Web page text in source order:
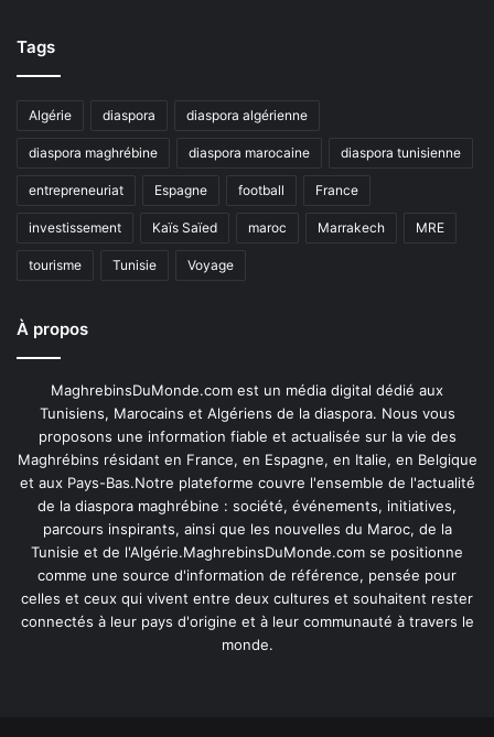
Tags
Algérie diaspora diaspora algérienne
diaspora maghrébine diaspora marocaine diaspora tunisienne
entrepreneuriat Espagne football France
investissement Kaïs Saïed maroc Marrakech MRE
tourisme Tunisie Voyage
À propos
MaghrebinsDuMonde.com est un média digital dédié aux
Tunisiens, Marocains et Algériens de la diaspora. Nous vous
proposons une information fiable et actualisée sur la vie des
Maghrébins résidant en France, en Espagne, en Italie, en Belgique
et aux Pays-Bas.Notre plateforme couvre l'ensemble de l'actualité
de la diaspora maghrébine : société, événements, initiatives,
parcours inspirants, ainsi que les nouvelles du Maroc, de la
Tunisie et de l'Algérie.MaghrebinsDuMonde.com se positionne
comme une source d'information de référence, pensée pour
celles et ceux qui vivent entre deux cultures et souhaitent rester
connectés à leur pays d'origine et à leur communauté à travers le
monde.